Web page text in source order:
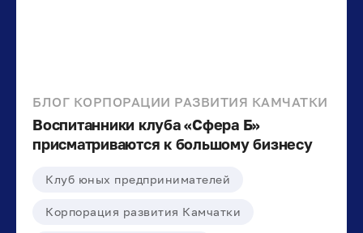
БЛОГ КОРПОРАЦИИ РАЗВИТИЯ КАМЧАТКИ
Воспитанники клуба «Сфера Б»
присматриваются к большому бизнесу
Клуб юных предпринимателей
Корпорация развития Камчатки